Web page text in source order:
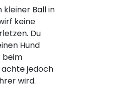
kleiner Ball in
keine
Du
Hund
beim
achte jedoch
wird.